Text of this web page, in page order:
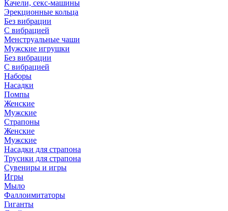
Качели, секс-машины
Эрекционные кольца
Без вибрации
С вибрацией
Менструальные чаши
Мужские игрушки
Без вибрации
С вибрацией
Наборы
Насадки
Помпы
Женские
Мужские
Страпоны
Женские
Мужские
Насадки для страпона
Трусики для страпона
Сувениры и игры
Игры
Мыло
Фаллоимитаторы
Гиганты